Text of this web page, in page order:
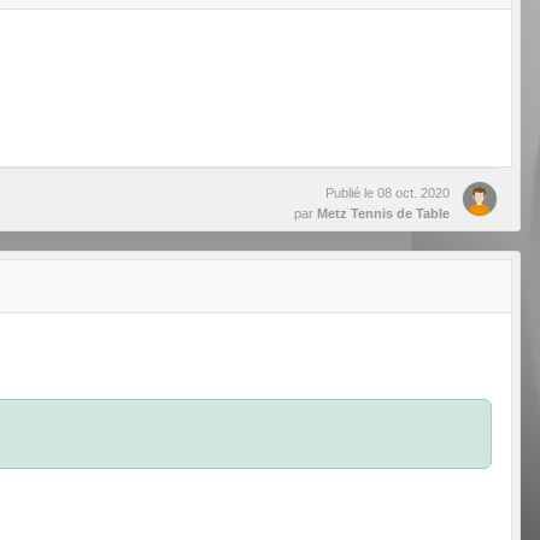
Publié le 08 oct. 2020
par Metz Tennis de Table